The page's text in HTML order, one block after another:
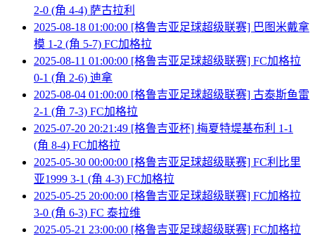
2-0 (角 4-4) 萨古拉利
2025-08-18 01:00:00 [格鲁吉亚足球超级联赛] 巴图米戴拿
模 1-2 (角 5-7) FC加格拉
2025-08-11 01:00:00 [格鲁吉亚足球超级联赛] FC加格拉
0-1 (角 2-6) 迪拿
2025-08-04 01:00:00 [格鲁吉亚足球超级联赛] 古泰斯鱼雷
2-1 (角 7-3) FC加格拉
2025-07-20 20:21:49 [格鲁吉亚杯] 梅夏特堤基布利 1-1
(角 8-4) FC加格拉
2025-05-30 00:00:00 [格鲁吉亚足球超级联赛] FC利比里
亚1999 3-1 (角 4-3) FC加格拉
2025-05-25 20:00:00 [格鲁吉亚足球超级联赛] FC加格拉
3-0 (角 6-3) FC 泰拉维
2025-05-21 23:00:00 [格鲁吉亚足球超级联赛] FC加格拉